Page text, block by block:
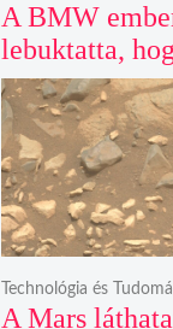
A BMW
lebuktatta,
500+ lóerős
xDrive meg
A Mars
Technológia és